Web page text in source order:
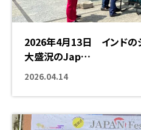
2026年4月13日 インドの
大盛況のJap…
2026.04.14